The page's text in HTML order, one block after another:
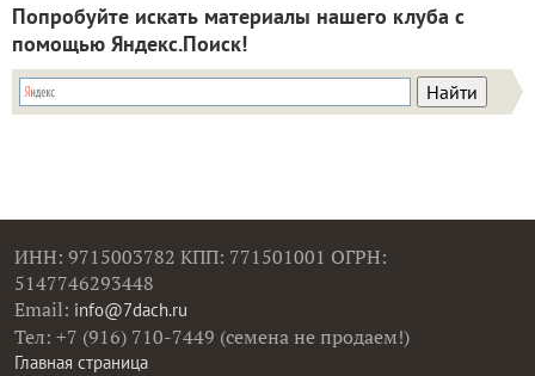
Попробуйте искать материалы нашего клуба с
помощью Яндекс.Поиск!
ИНН: 9715003782 КПП: 771501001 ОГРН:
5147746293448
Email: info@7dach.ru
Тел: +7 (916) 710-7449 (семена не продаем!)
Главная страница